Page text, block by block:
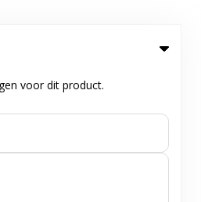
voor dit product.